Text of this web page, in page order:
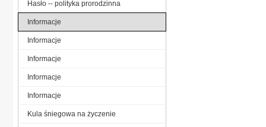
Hasło -- polityka prorodzinna
Informacje
Informacje
Informacje
Informacje
Informacje
Kula śniegowa na życzenie